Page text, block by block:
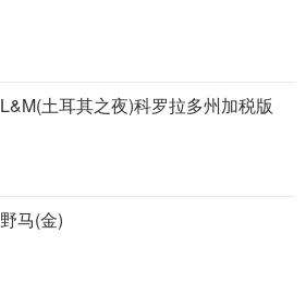
L&M(土耳其之夜)科罗拉多州加税版
野马(金)